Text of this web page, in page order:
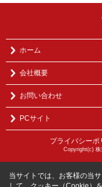
ホーム
会社概要
お問い合わせ
PCサイト
プライバシーポ
Copyright(c) 株
当サイトでは、お客様の当